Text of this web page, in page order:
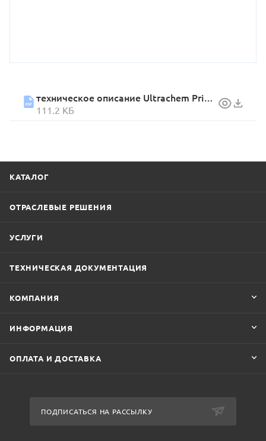
техническое описание Ultrachem Primer Sp Fr (12.09.2025) 2
111.2 КБ
КАТАЛОГ
ОТРАСЛЕВЫЕ РЕШЕНИЯ
УСЛУГИ
ТЕХНИЧЕСКАЯ ДОКУМЕНТАЦИЯ
КОМПАНИЯ
ИНФОРМАЦИЯ
ОПЛАТА И ДОСТАВКА
ПОДПИСАТЬСЯ НА РАССЫЛКУ